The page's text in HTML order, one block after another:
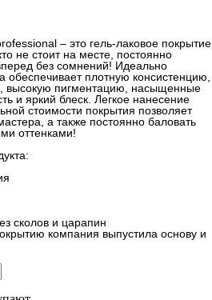
– это гель-лаковое покрытие
не стоит на месте, постоянно
без сомнений! Идеально
плотную консистенцию,
высокую пигментацию, насыщенные
и яркий блеск. Легкое нанесение
стоимости покрытия позволяет
а также постоянно баловать
оттенками!
сколов и царапин
компания выпустила основу и